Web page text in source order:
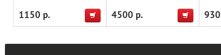
1150 р. 4500 р.